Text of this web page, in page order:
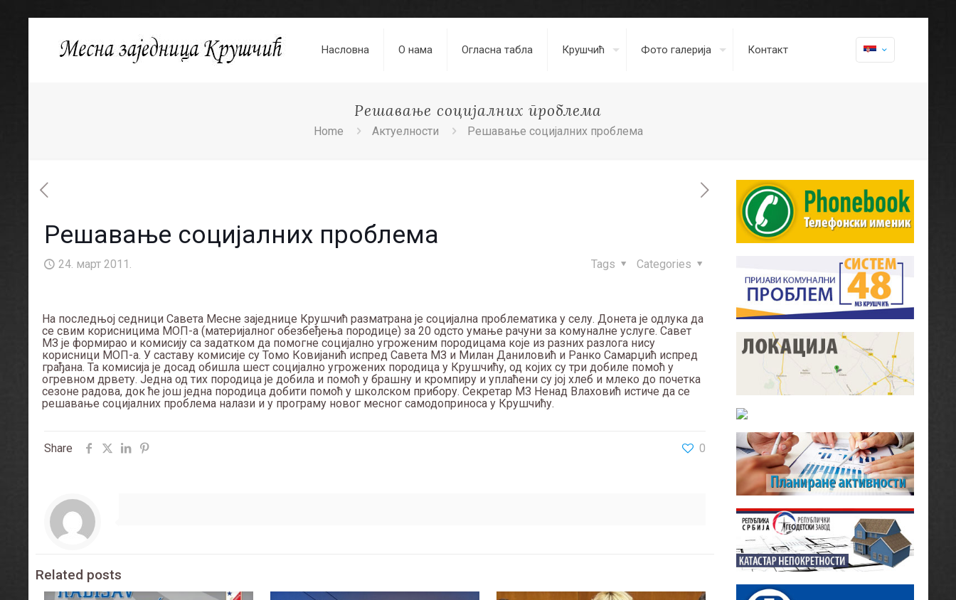
Насловна О нама Огласна табла Крушчић Фото галерија Контакт
Решавање социјалних проблема
Home Актуелности Решавање социјалних проблема
Решавање социјалних проблема
24. март 2011. Categories
Tags
На последњој седници Савета Месне заједнице Крушчић разматрана је социјална проблематика у селу. Донета је одлука да
се свим корисницима МОП-а (материјалног обезбеђења породице) за 20 одсто умање рачуни за комуналне услуге. Савет
МЗ је формирао и комисију са задатком да помогне социјално угроженим породицама које из разних разлога нису
корисници МОП-а. У саставу комисије су Томо Ковијанић испред Савета МЗ и Милан Даниловић и Ранко Самарџић испред
грађана. Та комисија је досад обишла шест социјално угрожених породица у Крушчићу, од којих су три добиле помоћ у
огревном дрвету. Једна од тих породица је добила и помоћ у брашну и кромпиру и уплаћени су јој хлеб и млеко до почетка
сезоне радова, док ће још једна породица добити помоћ у школском прибору. Секретар МЗ Ненад Влаховић истиче да се
решавање социјалних проблема налази и у програму новог месног самодоприноса у Крушчићу.
Share 0
Related posts